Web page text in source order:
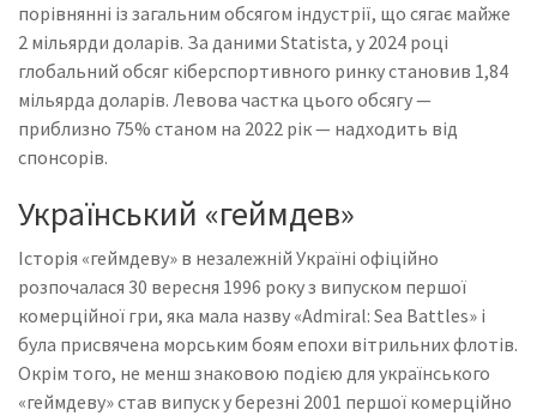
порівнянні із загальним обсягом індустрії, що сягає майже
2 мільярди доларів. За даними Statista, у 2024 році
глобальний обсяг кіберспортивного ринку становив 1,84
мільярда доларів. Левова частка цього обсягу —
приблизно 75% станом на 2022 рік — надходить від
спонсорів.
Український «геймдев»
Історія «геймдеву» в незалежній Україні офіційно
розпочалася 30 вересня 1996 року з випуском першої
комерційної гри, яка мала назву «Admiral: Sea Battles» і
була присвячена морським боям епохи вітрильних флотів.
Окрім того, не менш знаковою подією для українського
«геймдеву» став випуск у березні 2001 першої комерційно